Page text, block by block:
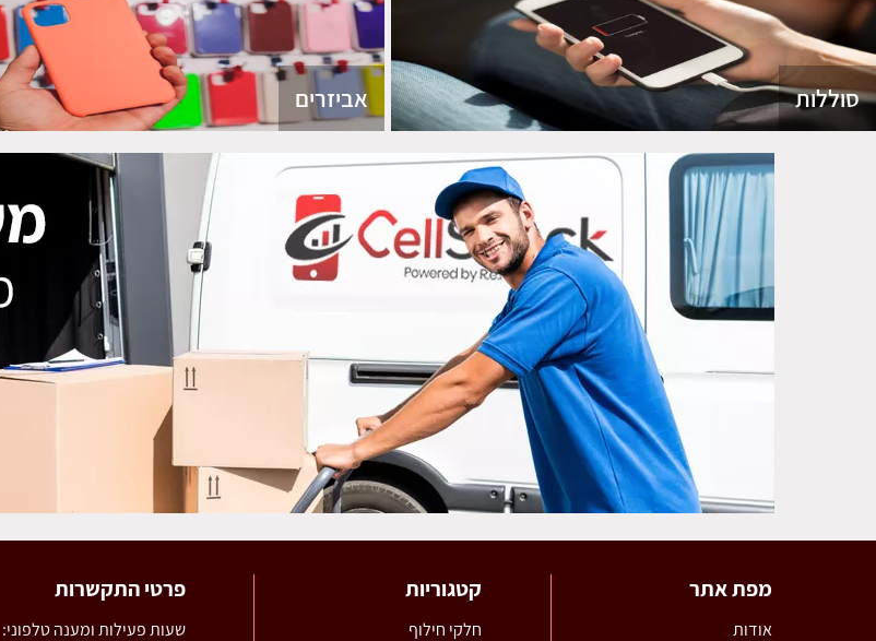
סוללות אביזרים
מפת אתר
אודות
קטגוריות
חלקי חילוף
פרטי התקשרות
שעות פעילות ומענה טלפוני: